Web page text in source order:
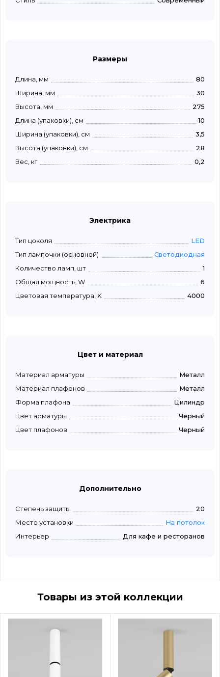
Размеры
Длина, мм
80
Ширина, мм
30
Высота, мм
275
Длина (упаковки), см
10
Ширина (упаковки), см
3,5
Высота (упаковки), см
28
Вес, кг
0,2
Электрика
Тип цоколя
LED
Тип лампочки (основной)
Светодиодная
Количество ламп, шт
1
Общая мощность, W
6
Цветовая температура, K
4000
Цвет и материал
Материал арматуры
Металл
Материал плафонов
Металл
Форма плафона
Цилиндр
Цвет арматуры
Черный
Цвет плафонов
Черный
Дополнительно
Степень защиты
20
Место установки
На потолок
Интерьер
Для кафе и ресторанов
Товары из этой коллекции